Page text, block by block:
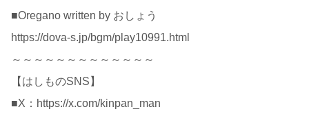
■Oregano written by おしょう
https://dova-s.jp/bgm/play10991.html
～～～～～～～～～～～～～
【はしものSNS】
■X：https://x.com/kinpan_man